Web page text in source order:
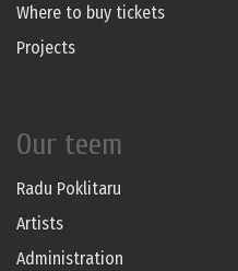
Where to buy tickets
Projects
Our teem
Radu Poklitaru
Artists
Administration